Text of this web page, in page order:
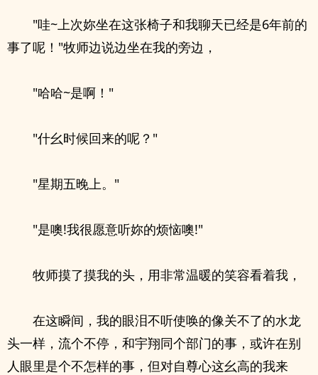
"哇~上次妳坐在这张椅子和我聊天已经是6年前的
事了呢！"牧师边说边坐在我的旁边，
"哈哈~是啊！"
"什幺时候回来的呢？"
"星期五晚上。"
"是噢!我很愿意听妳的烦恼噢!"
牧师摸了摸我的头，用非常温暖的笑容看着我，
在这瞬间，我的眼泪不听使唤的像关不了的水龙
头一样，流个不停，和宇翔同个部门的事，或许在别
人眼里是个不怎样的事，但对自尊心这幺高的我来